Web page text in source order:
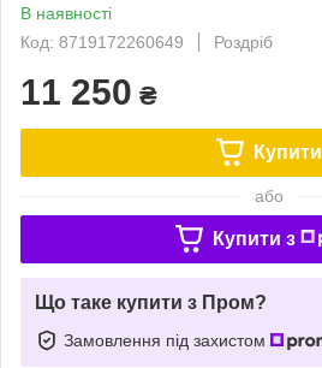
В наявності
Код: 8719172260649
Роздріб
11 250 ₴
Купити
або
Купити з
Що таке купити з Пром?
Замовлення під захистом